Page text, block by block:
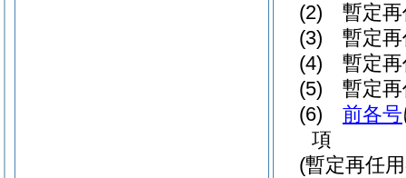
(2)
暫定
(3)
暫定
(4)
暫定
(5)
暫定
(6)
前各号
項
(暫定再任